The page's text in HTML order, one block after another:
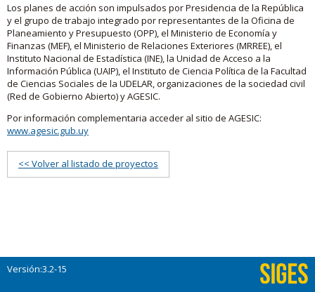
Los planes de acción son impulsados por Presidencia de la República
y el grupo de trabajo integrado por representantes de la Oficina de
Planeamiento y Presupuesto (OPP), el Ministerio de Economía y
Finanzas (MEF), el Ministerio de Relaciones Exteriores (MRREE), el
Instituto Nacional de Estadística (INE), la Unidad de Acceso a la
Información Pública (UAIP), el Instituto de Ciencia Política de la Facultad
de Ciencias Sociales de la UDELAR, organizaciones de la sociedad civil
(Red de Gobierno Abierto) y AGESIC.
Por información complementaria acceder al sitio de AGESIC:
www.agesic.gub.uy
<< Volver al listado de proyectos
Versión:3.2-15